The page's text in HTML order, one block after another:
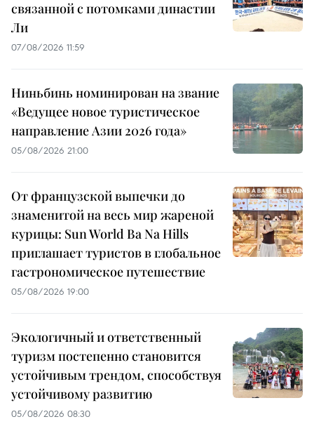
связанной с потомками династии
Ли
07/08/2026 11:59
Ниньбинь номинирован на звание
«Ведущее новое туристическое
направление Азии 2026 года»
05/08/2026 21:00
От французской выпечки до
знаменитой на весь мир жареной
курицы: Sun World Ba Na Hills
приглашает туристов в глобальное
гастрономическое путешествие
05/08/2026 19:00
Экологичный и ответственный
туризм постепенно становится
устойчивым трендом, способствуя
устойчивому развитию
05/08/2026 08:30